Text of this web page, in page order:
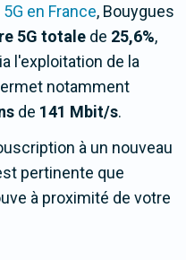
en France, Bouygues
5G totale de 25,6%,
l'exploitation de la
notamment
de 141 Mbit/s.
à un nouveau
pertinente que
à proximité de votre